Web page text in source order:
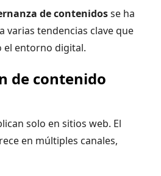
de contenidosse ha
varias tendencias clave que
entorno digital.
de contenido
solo en sitios web. El
en múltiples canales,